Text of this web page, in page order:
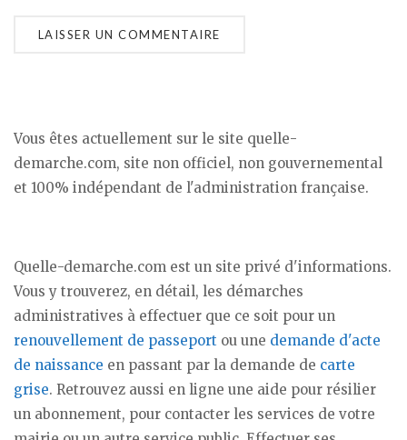
Vous êtes actuellement sur le site quelle-
demarche.com, site non officiel, non gouvernemental
et 100% indépendant de l'administration française.
Quelle-demarche.com est un site privé d'informations.
Vous y trouverez, en détail, les démarches
administratives à effectuer que ce soit pour un
renouvellement de passeport ou une demande d'acte
de naissance en passant par la demande de carte
grise. Retrouvez aussi en ligne une aide pour résilier
un abonnement, pour contacter les services de votre